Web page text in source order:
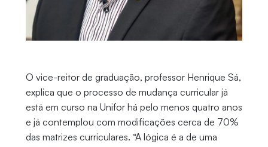
O vice-reitor de graduação, professor Henrique Sá,
explica que o processo de mudança curricular já
está em curso na Unifor há pelo menos quatro anos
e já contemplou com modificações cerca de 70%
das matrizes curriculares. “A lógica é a de uma